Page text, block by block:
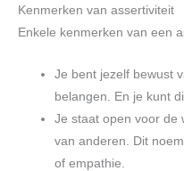
Kenmerken van assertiviteit
Enkele kenmerken van een
Je bent jezelf bewust
belangen. En je kunt
Je staat open voor de
van anderen. Dit
of empathie.